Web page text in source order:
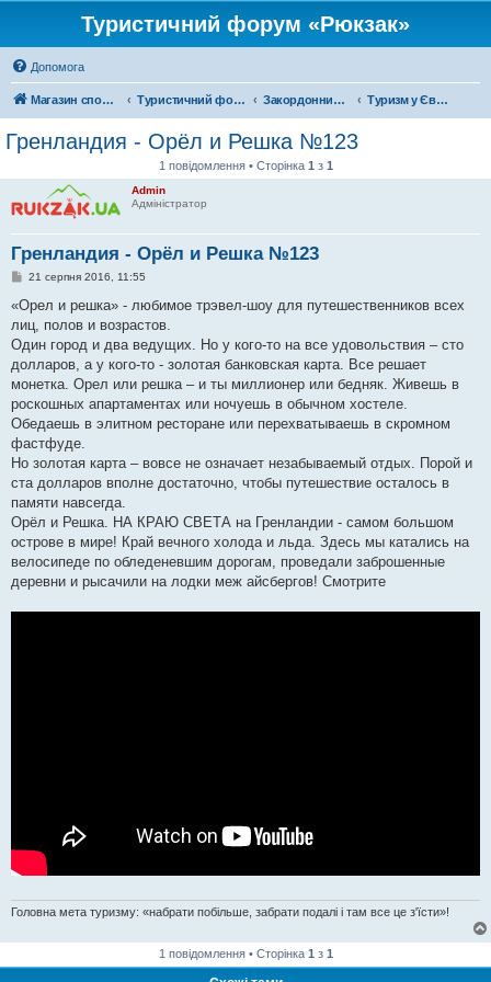
Туристичний форум «Рюкзак»
Допомога
Магазин спорядження Туристичний форум «Рюкзак» Закордонний туризм Туризм у Європі
Гренландия - Орёл и Решка №123
1 повідомлення • Сторінка 1 з 1
Admin
Адміністратор
Гренландия - Орёл и Решка №123
П
в
д
о
м
л
е
н
я
21 серпня 2016, 11:55
«Орел и решка» - любимое трэвел-шоу для путешественников всех
лиц, полов и возрастов.
Один город и два ведущих. Но у кого-то на все удовольствия – сто
долларов, а у кого-то - золотая банковская карта. Все решает
монетка. Орел или решка – и ты миллионер или бедняк. Живешь в
роскошных апартаментах или ночуешь в обычном хостеле.
Обедаешь в элитном ресторане или перехватываешь в скромном
фастфуде.
Но золотая карта – вовсе не означает незабываемый отдых. Порой и
ста долларов вполне достаточно, чтобы путешествие осталось в
памяти навсегда.
Орёл и Решка. НА КРАЮ СВЕТА на Гренландии - самом большом
острове в мире! Край вечного холода и льда. Здесь мы катались на
велосипеде по обледеневшим дорогам, проведали заброшенные
деревни и рысачили на лодки меж айсбергов! Смотрите
Головна мета туризму: «набрати побільше, забрати подалі і там все це з'їсти»!
1 повідомлення • Сторінка 1 з 1